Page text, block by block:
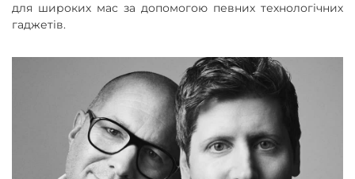
для широких мас за допомогою певних технологічних
гаджетів.